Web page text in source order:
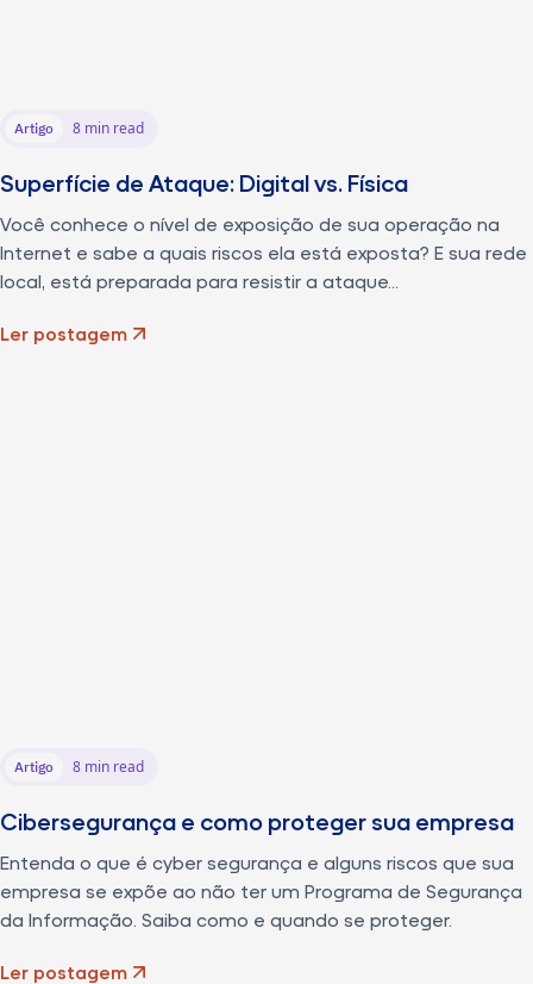
Artigo 8 min read
Superfície de Ataque: Digital vs. Física
Você conhece o nível de exposição de sua operação na
Internet e sabe a quais riscos ela está exposta? E sua rede
local, está preparada para resistir a ataque...
Ler postagem
Artigo 8 min read
Cibersegurança e como proteger sua empresa
Entenda o que é cyber segurança e alguns riscos que sua
empresa se expõe ao não ter um Programa de Segurança
da Informação. Saiba como e quando se proteger.
Ler postagem